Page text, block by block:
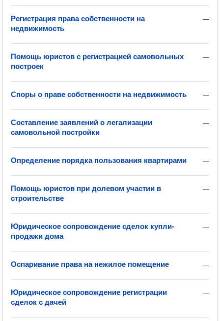
—
Регистрация права собственности на
недвижимость
—
Помощь юристов с регистрацией самовольных
построек
—
Споры о праве собственности на недвижимость
—
Составление заявлений о легализации
самовольной постройки
—
Определение порядка пользования квартирами
—
Помощь юристов при долевом участии в
строительстве
—
Юридическое сопровождение сделок купли-
продажи дома
—
Оспаривание права на нежилое помещение
—
Юридическое сопровождение регистрации
сделок с дачей